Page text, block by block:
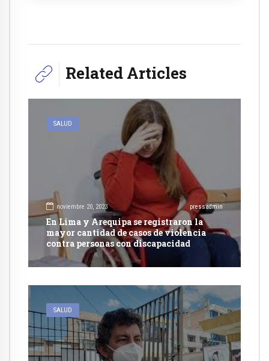
Related Articles
SALUD
noviembre 20, 2023 pressadmin
En Lima y Arequipa se registraron la
mayor cantidad de casos de violencia
contra personas con discapacidad
SALUD